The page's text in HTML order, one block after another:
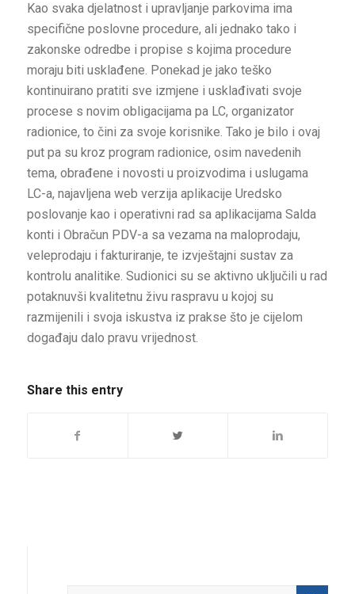
Kao svaka djelatnost i upravljanje parkovima ima
specifične poslovne procedure, ali jednako tako i
zakonske odredbe i propise s kojima procedure
moraju biti usklađene. Ponekad je jako teško
kontinuirano pratiti sve izmjene i usklađivati svoje
procese s novim obligacijama pa LC, organizator
radionice, to čini za svoje korisnike. Tako je bilo i ovaj
put pa su kroz program radionice, osim navedenih
tema, obrađene i novosti u proizvodima i uslugama
LC-a, najavljena web verzija aplikacije Uredsko
poslovanje kao i operativni rad sa aplikacijama Salda
konti i Obračun PDV-a sa vezama na maloprodaju,
veleprodaju i fakturiranje, te izvještajni sustav za
kontrolu analitike. Sudionici su se aktivno uključili u rad
potaknuvši kvalitetnu živu raspravu u kojoj su
razmijenili i svoja iskustva iz prakse što je cijelom
događaju dalo pravu vrijednost.
Share this entry